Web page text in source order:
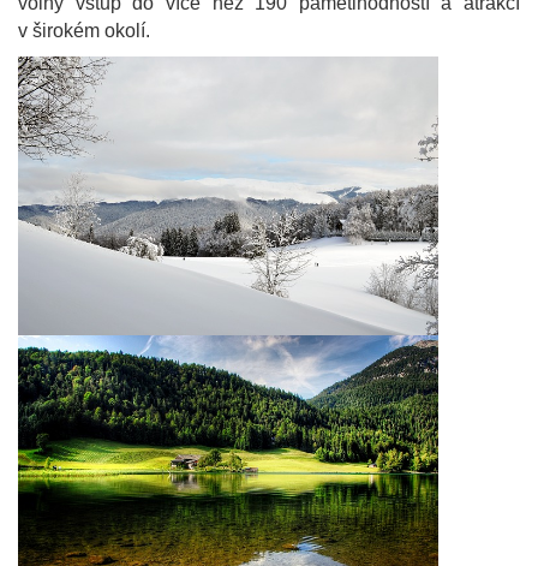
v širokém okolí.